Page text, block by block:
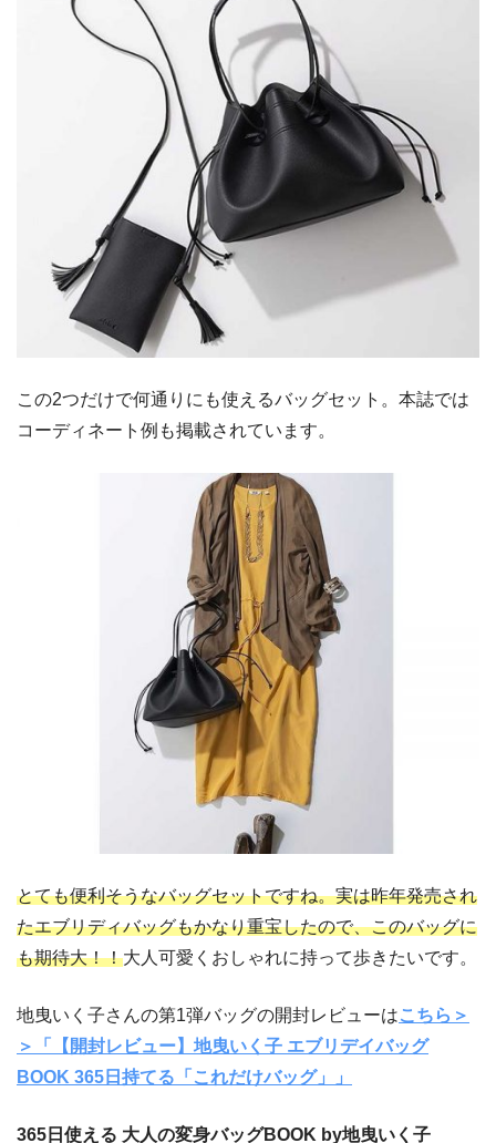
この2つだけで何通りにも使えるバッグセット。本誌では
コーディネート例も掲載されています。
とても便利そうなバッグセットですね。実は昨年発売され
たエブリディバッグもかなり重宝したので、このバッグに
も期待大！！大人可愛くおしゃれに持って歩きたいです。
地曳いく子さんの第1弾バッグの開封レビューはこちら＞
＞「【開封レビュー】地曳いく子 エブリデイバッグ
BOOK 365日持てる「これだけバッグ」」
365日使える 大人の変身バッグBOOK by地曳いく子